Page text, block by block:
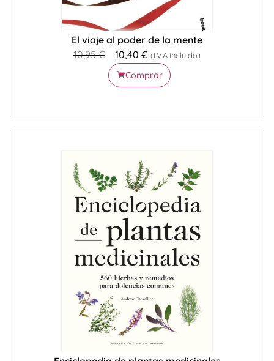
El viaje al poder de la mente
10,95€ 10,40 € (I.V.A incluido)
Comprar